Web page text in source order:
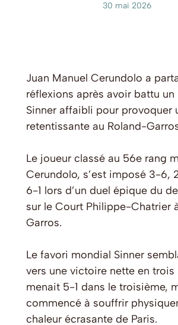
30 mai 2026
Juan Manuel Cerundolo a
réflexions après avoir battu un
Sinner affaibli pour provoquer
retentissante au Roland-
Le joueur classé au 56e rang
Cerundolo, s’est imposé 3-6,
6-1 lors d’un duel épique du
sur le Court Philippe-Chatrier
Garros.
Le favori mondial Sinner
vers une victoire nette en trois
menait 5-1 dans le troisième,
commencé à souffrir
chaleur écrasante de Paris.